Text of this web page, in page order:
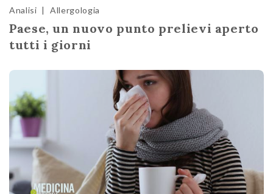
Analisi | Allergologia
Paese, un nuovo punto prelievi aperto
tutti i giorni